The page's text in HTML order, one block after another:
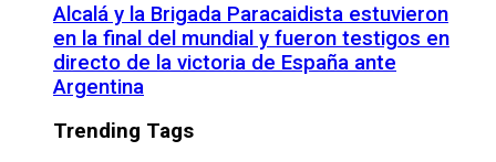
Alcalá y la Brigada Paracaidista estuvieron
en la final del mundial y fueron testigos en
directo de la victoria de España ante
Argentina
Trending Tags